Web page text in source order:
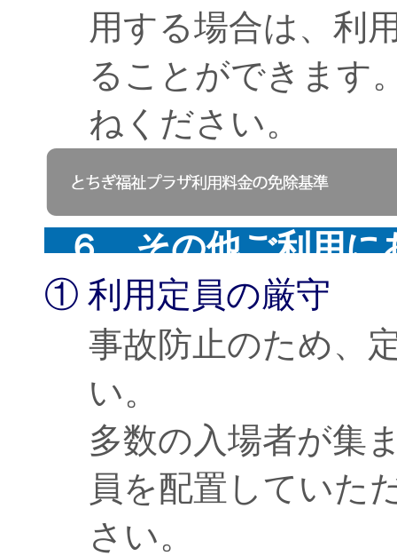
用する場合は、利
ることができます
ねください。
６ その他ご利用に
① 利用定員の厳守
事故防止のため、
い。
多数の入場者が集
員を配置していた
さい。